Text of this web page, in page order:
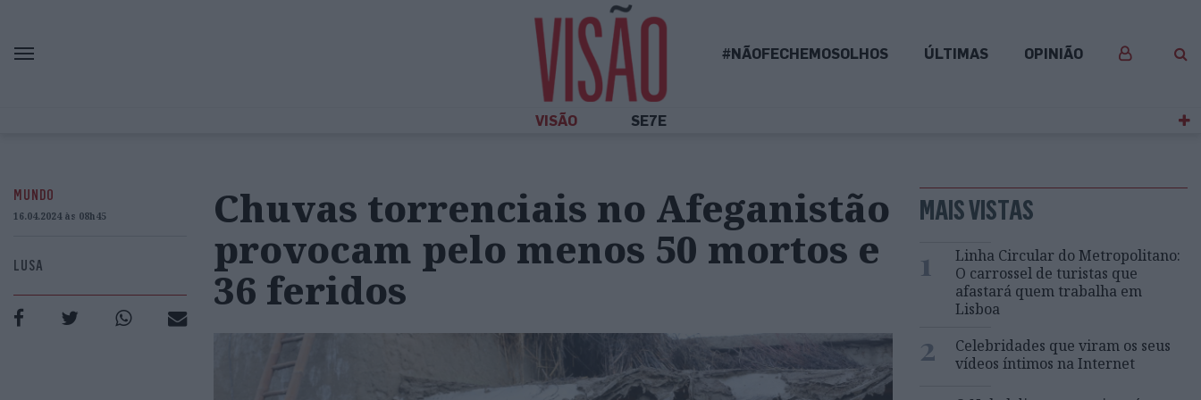
#NÃOFECHEMOSOLHOS ÚLTIMAS OPINIÃO
VISÃO SE7E
MUNDO
16.04.2024 às 08h45
LUSA
Chuvas torrenciais no Afeganistão
provocam pelo menos 50 mortos e
36 feridos
MAIS VISTAS
1
Linha Circular do Metropolitano:
O carrossel de turistas que
afastará quem trabalha em
Lisboa
2
Celebridades que viram os seus
vídeos íntimos na Internet